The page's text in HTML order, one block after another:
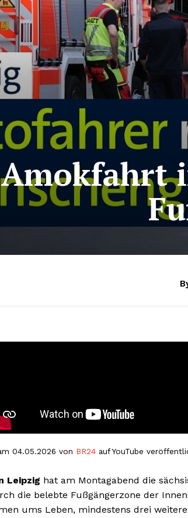
Amokfahrt
04.05.2026 von BR24 auf YouTube
Leipzig hat am Montagabend die
die belebte Fußgängerzone der
ums Leben, mindestens drei